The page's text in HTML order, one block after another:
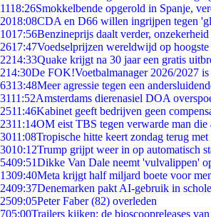
1118:26Smokkelbende opgerold in Spanje,
2018:08CDA en D66 willen ingrijpen tegen
1017:56Benzineprijs daalt verder,
2617:47Voedselprijzen wereldwijd op
2214:33Quake krijgt na 30 jaar een gratis
214:30De FOK!Voetbalmanager 2026/2027 is
6313:48Meer agressie tegen een
3111:52Amsterdams dierenasiel DOA
2511:46Kabinet geeft bedrijven geen
2311:14OM eist TBS tegen verwarde man die
3011:08Tropische hitte keert zondag terug
3010:12Trump grijpt weer in op automatisch
5409:51Dikke Van Dale neemt 'vulvalippen'
1309:40Meta krijgt half miljard boete voor
2409:37Denemarken pakt AI-gebruik in
2509:05Peter Faber (82) overleden
705:00Trailers kijken: de bioscoopreleases